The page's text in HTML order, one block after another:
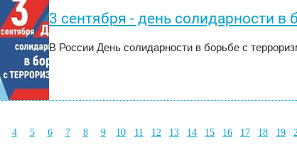
3 сентября - день солидарности в
В России День солидарности в борьбе с
4 5 6 7 8 9 10 11 12 13 14 15 16 17 18 19